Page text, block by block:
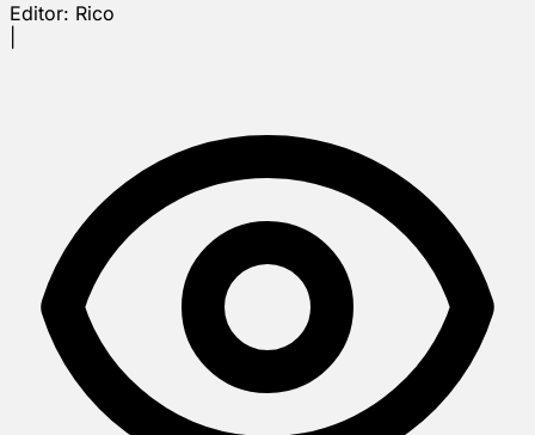
Editor: Rico